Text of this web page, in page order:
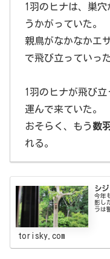
1羽のヒナは、巣
うかがっていた。
親鳥がなかなかエ
で飛び立っていった
1羽のヒナが飛び
運んで来ていた。
おそらく、もう 数
れる。
シジ
今年
影し
ラは
torisky.com